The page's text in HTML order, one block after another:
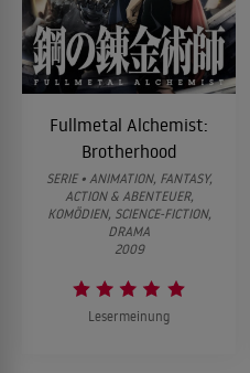
Fullmetal Alchemist:
Brotherhood
SERIE • ANIMATION, FANTASY,
ACTION & ABENTEUER,
KOMÖDIEN, SCIENCE-FICTION,
DRAMA
2009
Lesermeinung